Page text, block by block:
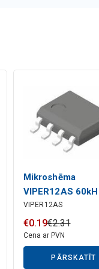
Mikroshēma
VIPER12AS
730V 0,32A 30R
VIPER12AS
€0.19€2.31
Cena ar PVN
PĀRSKATĪT